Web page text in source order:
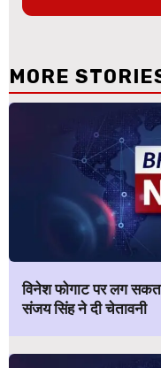
MORE
विनेश फोगाट पर लग
संजय सिंह ने दी चेतावनी